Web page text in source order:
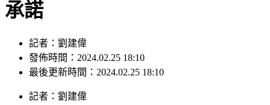
承諾
記者：劉建偉
發佈時間：2024.02.25 18:10
最後更新時間：2024.02.25 18:10
記者 ： 劉建偉